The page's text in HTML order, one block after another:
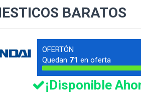
BARATOS
OFERTÓN
Quedan 71 en oferta
¡Disponible